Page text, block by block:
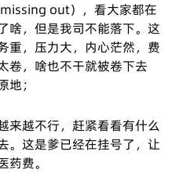
out），看大家都在
啥，但是我司不能落下。这
重，压力大，内心茫然，费
卷，啥也不干就被卷下去
；
来越不行，赶紧看看有什么
。这是爹已经在挂号了，让
费。